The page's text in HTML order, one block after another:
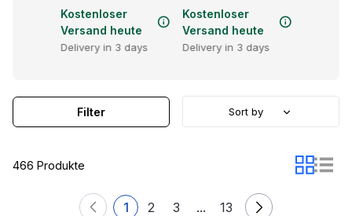
Kostenloser
Versand heute
Delivery in 3 days
Kostenloser
Versand heute
Delivery in 3 days
466 Produkte
1 2 3 ... 13
Filter Sort by